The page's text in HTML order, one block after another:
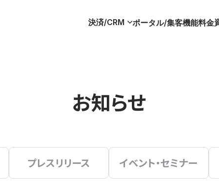
決済/CRM ポータル/集客機能料金
お知らせ
プレスリリース イベント・セミナー